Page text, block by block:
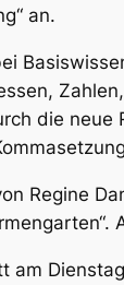
an.
die neue
Regine
am